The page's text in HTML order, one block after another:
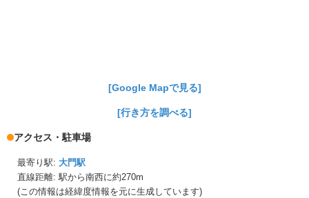
[Google Mapで見る]
[行き方を調べる]
アクセス・駐車場
最寄り駅: 大門駅
直線距離: 駅から南西に約270m
(この情報は経緯度情報を元に生成しています)